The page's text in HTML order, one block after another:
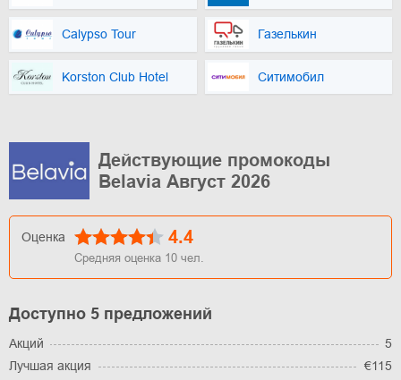
Calypso Tour Газелькин
Korston Club Hotel Ситимобил
Действующие промокоды
Belavia Август 2026
Оценка 4.4
Средняя оценка 10 чел.
Доступно 5 предложений
Акций
5
Лучшая акция
€115